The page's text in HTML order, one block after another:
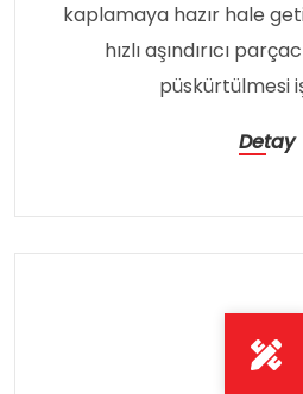
kaplamaya hazır hale
hızlı aşındırıcı
püskürtülmesi
Detay